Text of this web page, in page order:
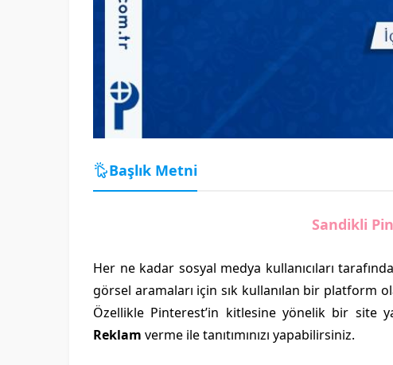
Başlık Metni
Sandikli
Her ne kadar sosyal medya kullanıcıları
görsel aramaları için sık kullanılan bir platform
Özellikle Pinterest’in kitlesine yönelik bir site
Reklam verme ile tanıtımınızı yapabilirsiniz.